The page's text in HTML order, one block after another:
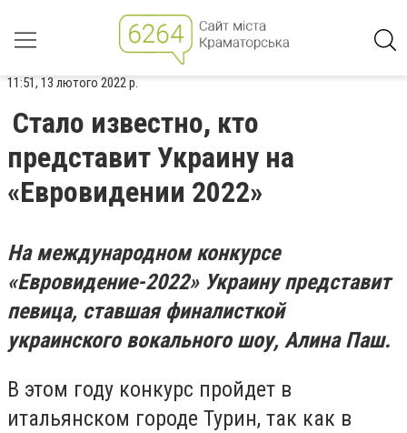
11:51, 13 лютого 2022 р.
Стало известно, кто
представит Украину на
«Евровидении 2022»
На международном конкурсе
«Евровидение-2022» Украину представит
певица, ставшая финалисткой
украинского вокального шоу, Алина Паш.
В этом году конкурс пройдет в
итальянском городе Турин, так как в